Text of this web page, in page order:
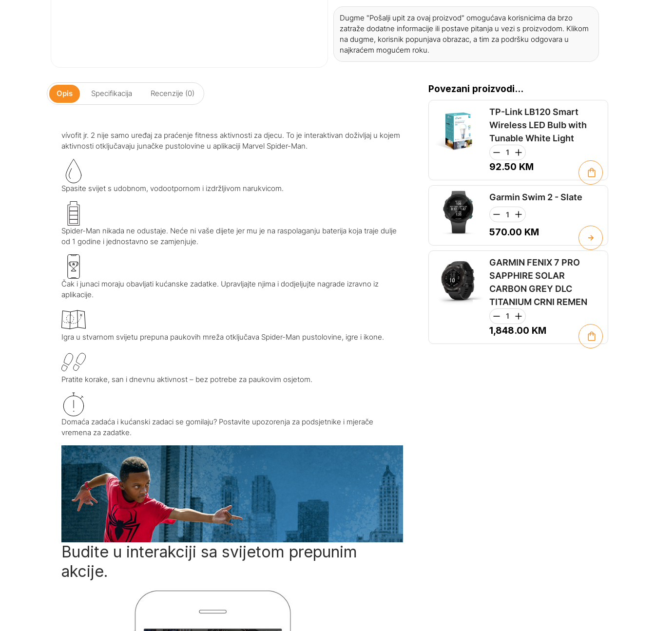
Dugme "Pošalji upit za ovaj proizvod" omogućava korisnicima da brzo
zatraže dodatne informacije ili postave pitanja u vezi s proizvodom. Klikom
na dugme, korisnik popunjava obrazac, a tim za podršku odgovara u
najkraćem mogućem roku.
Opis Specifikacija Recenzije (0)
vívofit jr. 2 nije samo uređaj za praćenje fitness aktivnosti za djecu. To je interaktivan doživljaj u kojem
aktivnosti otključavaju junačke pustolovine u aplikaciji Marvel Spider-Man.
Spasite svijet s udobnom, vodootpornom i izdržljivom narukvicom.
Spider-Man nikada ne odustaje. Neće ni vaše dijete jer mu je na raspolaganju baterija koja traje dulje
od 1 godine i jednostavno se zamjenjuje.
Čak i junaci moraju obavljati kućanske zadatke. Upravljajte njima i dodjeljujte nagrade izravno iz
aplikacije.
Igra u stvarnom svijetu prepuna paukovih mreža otključava Spider-Man pustolovine, igre i ikone.
Pratite korake, san i dnevnu aktivnost – bez potrebe za paukovim osjetom.
Domaća zadaća i kućanski zadaci se gomilaju? Postavite upozorenja za podsjetnike i mjerače
vremena za zadatke.
Budite u interakciji sa svijetom prepunim
akcije.
Povezani proizvodi...
TP-Link LB120 Smart
Wireless LED Bulb with
Tunable White Light
92.50 KM
Garmin Swim 2 - Slate
570.00 KM
GARMIN FENIX 7 PRO
SAPPHIRE SOLAR
CARBON GREY DLC
TITANIUM CRNI REMEN
1,848.00 KM